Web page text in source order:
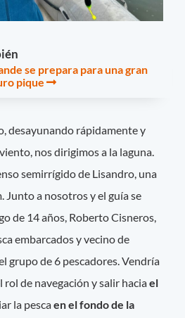
se prepara para una gran
pique
desayunando rápidamente y
nos dirigimos a la laguna.
semirrígido de Lisandro, una
Junto a nosotros y el guía se
de 14 años, Roberto Cisneros,
embarcados y vecino de
grupo de 6 pescadores. Vendría
rol de navegación y salir haciael
la pescaen el fondo de la